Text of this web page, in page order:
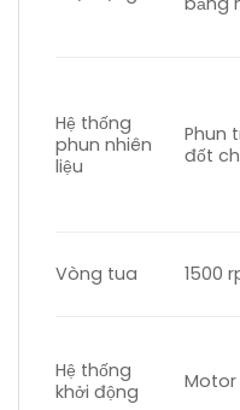
Hệ thống
phun nhiên
liệu
Phun
đốt
Vòng tua 1500
Hệ thống
khởi động
Motor